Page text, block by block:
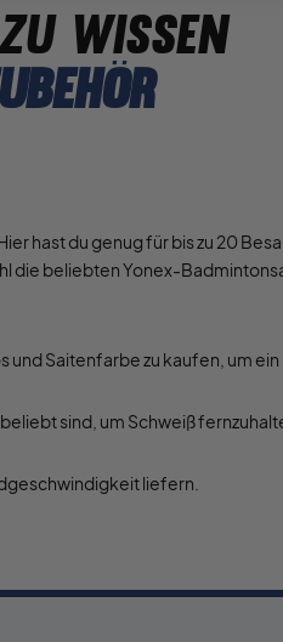
wissen
hast du genug für bis zu 20
die beliebten Yonex-
Saitenfarbe zu kaufen, um ein
sind, um Schweiß
liefern.